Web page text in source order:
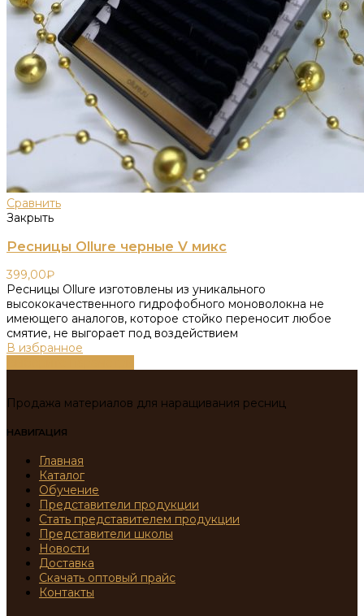
Сравнить
Закрыть
Ресницы Ollure черные V микс
399,00₽
Ресницы Ollure изготовлены из уникального
высококачественного гидрофобного моноволокна не
имеющего аналогов, которое стойко переносит любое
смятие, не выгорает под воздействием
В избранное
Продажа материалов для наращивания ресниц
НАВИГАЦИЯ
Главная
Каталог
Обучение
Представители продукции
Стать представителем продукции
Представители школы
Новости
Доставка
Скачать оптовый прайс
Контакты